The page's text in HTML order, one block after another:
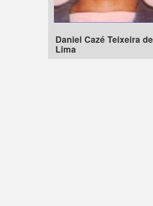
Daniel Cazé Teixeira de
Lima